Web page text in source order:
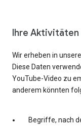
Ihre Aktivitäten
Wir erheben in
Diese Daten
YouTube-Video zu
anderem könnten
Begriffe, nach